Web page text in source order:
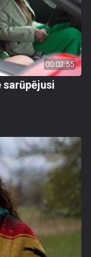
00:02:55
sarūpējusi